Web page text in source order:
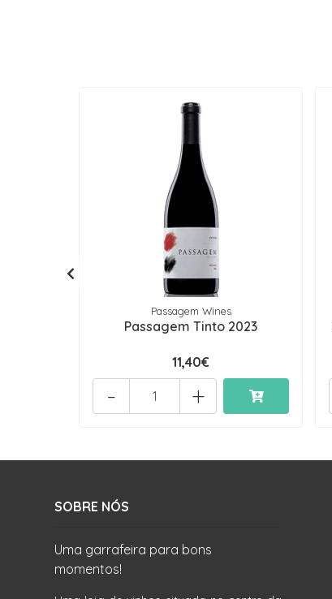
Passagem Wines
Passagem Tinto 2023
11,40€
+
-
SOBRE NÓS
Uma garrafeira para bons
momentos!